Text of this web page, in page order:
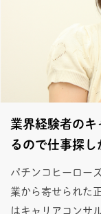
業界経験者の
るので仕事探
パチンコヒーロー
業から寄せられた
はキャリアコンサ